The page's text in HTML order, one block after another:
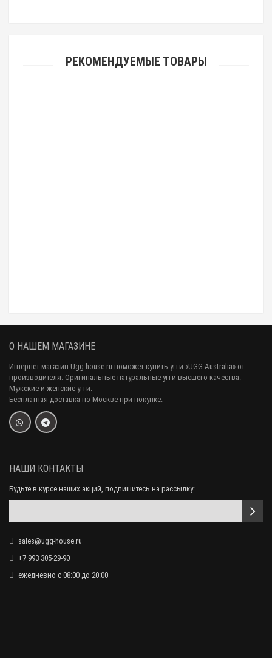
РЕКОМЕНДУЕМЫЕ ТОВАРЫ
Меховые домашние тапочки UGG Abela Grey Серые
О НАШЕМ МАГАЗИНЕ
Интернет-магазин Ugg-house.ru поможет купить угги «UGG Australia» от
производителя. Оригинальные натуральные угги высшего качества.
Мужские и женские угги.
Бесплатная доставка по Москве при покупке.
НАШИ КОНТАКТЫ
Будьте в курсе наших акций, подпишитесь на рассылку:
sales@ugg-house.ru
+7 993 305-29-90
ежедневно с 08:00 до 20:00